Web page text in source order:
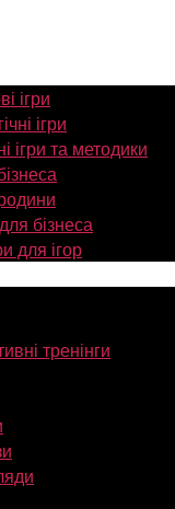
ігри
ігри
ігри та методики
бізнеса
для ігор
тренінги